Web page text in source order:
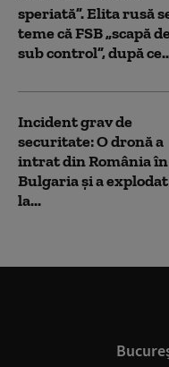
speriată”. Elita rusă
teme că FSB „scapă
sub control”, după
Incident grav de
securitate: O dronă a
intrat din România în
Bulgaria şi a explodat
la...